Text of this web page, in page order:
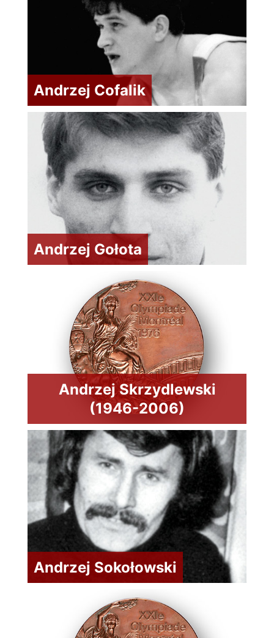
Andrzej Cofalik
Andrzej Gołota
Andrzej Skrzydlewski
(1946-2006)
Andrzej Sokołowski